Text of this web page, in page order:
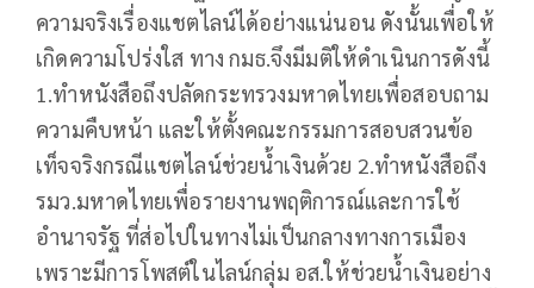
ความจริงเรื่องแชตไลน์ได้อย่างแน่นอน ดังนั้นเพื่อให้
เกิดความโปร่งใส ทาง กมธ.จึงมีมติให้ดำเนินการดังนี้
1.ทำหนังสือถึงปลัดกระทรวงมหาดไทยเพื่อสอบถาม
ความคืบหน้า และให้ตั้งคณะกรรมการสอบสวนข้อ
เท็จจริงกรณีแชตไลน์ช่วยน้ำเงินด้วย 2.ทำหนังสือถึง
รมว.มหาดไทยเพื่อรายงานพฤติการณ์และการใช้
อำนาจรัฐ ที่ส่อไปในทางไม่เป็นกลางทางการเมือง
เพราะมีการโพสต์ในไลน์กลุ่ม อส.ให้ช่วยน้ำเงินอย่าง